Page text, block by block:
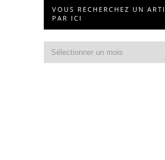
VOUS RECHERCHEZ UN
PAR ICI
recherchez